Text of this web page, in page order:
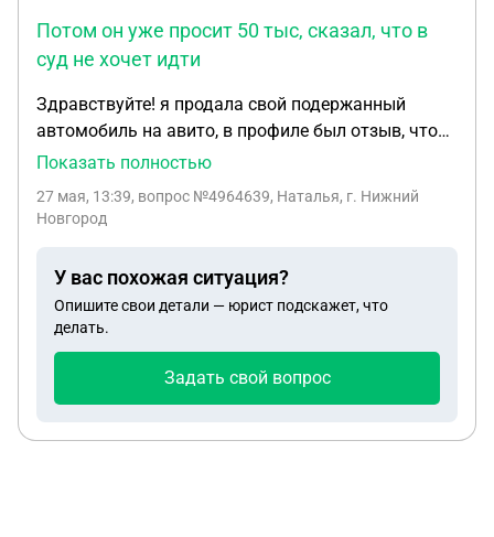
Потом он уже просит 50 тыс, сказал, что в
суд не хочет идти
Здравствуйте! я продала свой подержанный
автомобиль на авито, в профиле был отзыв, что
есть проблемы с двигателем, который оставил
другой покупатель (перекуп),двигателем он не
продажи, сделали скидку, он уехал. Потом звонит
в этот же вечер, говорит, что машина задымила
(они ехали 250 км), сказал, что завтра поедет на
диагностику. Потом звонит на следующий день и
говорит, чтобы мы перевели ему 90 тыс на
сказал, что будет судиться, я ответила, что
Показать полностью
27 мая, 13:39, вопрос №4964639, Наталья, г. Нижний
Новгород
У вас похожая ситуация?
Опишите свои детали — юрист подскажет, что
делать.
Задать свой вопрос